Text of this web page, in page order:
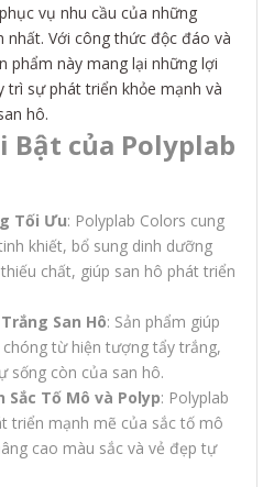
vụ nhu cầu của những
Với công thức độc đáo và
phẩm này mang lại những lợi
sự phát triển khỏe mạnh và
hô.
Bật của Polyplab
Tối Ưu: Polyplab Colors cung
khiết, bổ sung dinh dưỡng
chất, giúp san hô phát triển
San Hô: Sản phẩm giúp
từ hiện tượng tẩy trắng,
sống còn của san hô.
Tố Mô và Polyp: Polyplab
triển mạnh mẽ của sắc tố mô
cao màu sắc và vẻ đẹp tự